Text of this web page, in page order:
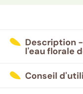
Description
l'eau florale
Conseil